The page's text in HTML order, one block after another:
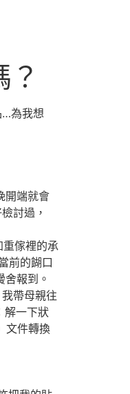
…為我想
開端就會
討過，
傢裡的承
前的餬口
報到。
帶母親往
解一下狀
文件轉換